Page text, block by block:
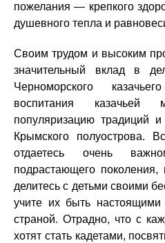
пожелания — крепкого
душевного тепла и
Своим трудом и высоким
значительный вклад в
Черноморского
воспитания казачьей
популяризацию традиций
Крымского
отдаетесь очень
подрастающего
делитесь с детьми своими
учите их быть настоящими
страной. Отрадно, что с
хотят стать кадетами,